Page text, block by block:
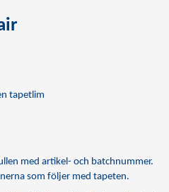
tapetlim
med artikel- och batchnummer.
som följer med tapeten.